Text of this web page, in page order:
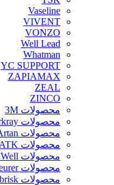
Vaseline
VIVENT
VONZO
Well Lead
Whatman
YC SUPPORT
ZAPIAMAX
ZEAL
ZINCO
محصولات 3M
محصولات arkray
محصولات Artan
محصولات ATK
محصولات B.Well
محصولات beurer
محصولات brisk